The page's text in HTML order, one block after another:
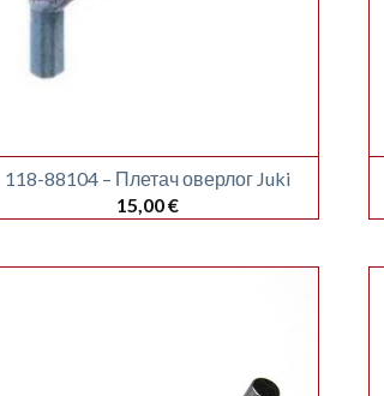
118-88104 – Плетач оверлог Juki
15,00€